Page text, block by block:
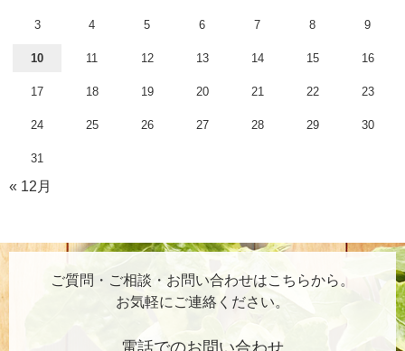
3 4 5 6 7 8 9
10 11 12 13 14 15 16
17 18 19 20 21 22 23
24 25 26 27 28 29 30
31
« 12月
ご質問・ご相談・お問い合わせはこちらから。
お気軽にご連絡ください。
電話でのお問い合わせ